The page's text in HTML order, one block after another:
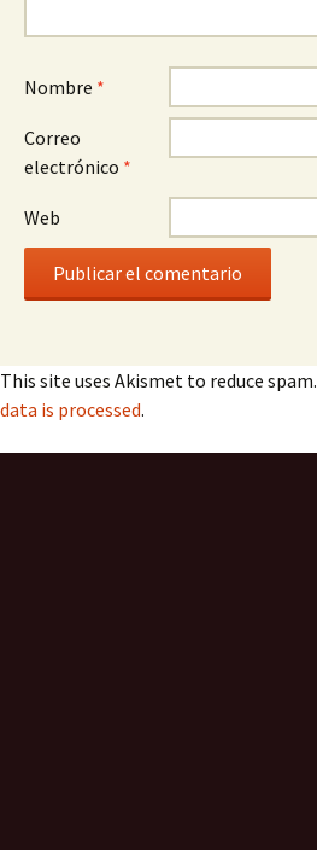
Nombre *
Correo
electrónico *
Web
This site uses Akismet to reduce spam.
data is processed.